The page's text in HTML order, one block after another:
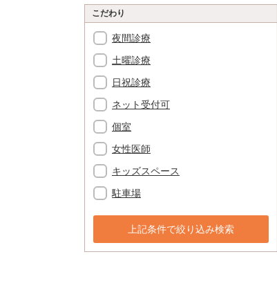
こだわり
夜間診療
土曜診療
日祝診療
ネット受付可
個室
女性医師
キッズスペース
駐車場
上記条件で絞り込み検索